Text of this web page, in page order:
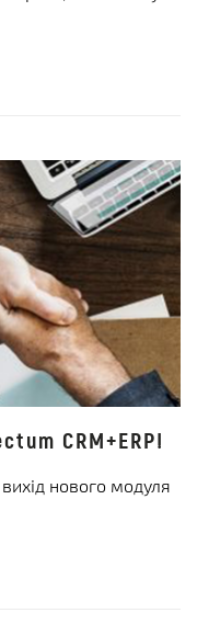
CRM+ERP!
нового модуля